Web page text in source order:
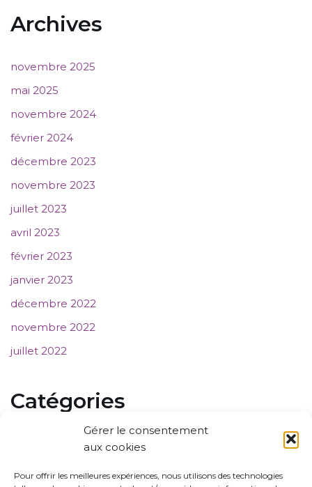
Gérer le consentement
aux cookies
Pour offrir les meilleures expériences, nous utilisons des technologies
Archives
novembre 2025
mai 2025
novembre 2024
février 2024
décembre 2023
novembre 2023
juillet 2023
avril 2023
février 2023
janvier 2023
décembre 2022
novembre 2022
juillet 2022
Catégories
Communiqué de presse